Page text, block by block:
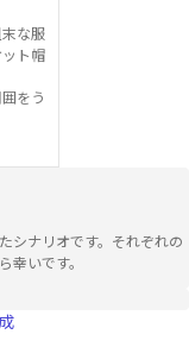
な服
ト帽
をう
シナリオです。それぞれの
いです。